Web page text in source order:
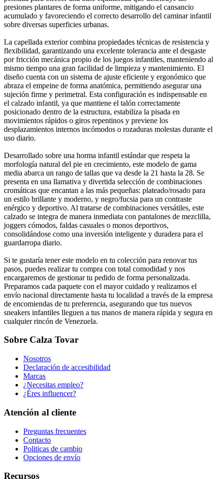
presiones plantares de forma uniforme, mitigando el cansancio
acumulado y favoreciendo el correcto desarrollo del caminar infantil
sobre diversas superficies urbanas.
La capellada exterior combina propiedades técnicas de resistencia y
flexibilidad, garantizando una excelente tolerancia ante el desgaste
por fricción mecánica propio de los juegos infantiles, manteniendo al
mismo tiempo una gran facilidad de limpieza y mantenimiento. El
diseño cuenta con un sistema de ajuste eficiente y ergonómico que
abraza el empeine de forma anatómica, permitiendo asegurar una
sujeción firme y perimetral. Esta configuración es indispensable en
el calzado infantil, ya que mantiene el talón correctamente
posicionado dentro de la estructura, estabiliza la pisada en
movimientos rápidos o giros repentinos y previene los
desplazamientos internos incómodos o rozaduras molestas durante el
uso diario.
Desarrollado sobre una horma infantil estándar que respeta la
morfología natural del pie en crecimiento, este modelo de gama
media abarca un rango de tallas que va desde la 21 hasta la 28. Se
presenta en una llamativa y divertida selección de combinaciones
cromáticas que encantan a las más pequeñas: plateado/rosado para
un estilo brillante y moderno, y negro/fucsia para un contraste
enérgico y deportivo. Al tratarse de combinaciones versátiles, este
calzado se integra de manera inmediata con pantalones de mezclilla,
joggers cómodos, faldas casuales o monos deportivos,
consolidándose como una inversión inteligente y duradera para el
guardarropa diario.
Si te gustaría tener este modelo en tu colección para renovar tus
pasos, puedes realizar tu compra con total comodidad y nos
encargaremos de gestionar tu pedido de forma personalizada.
Preparamos cada paquete con el mayor cuidado y realizamos el
envío nacional directamente hasta tu localidad a través de la empresa
de encomiendas de tu preferencia, asegurando que tus nuevos
sneakers infantiles lleguen a tus manos de manera rápida y segura en
cualquier rincón de Venezuela.
Sobre Calza Tovar
Nosotros
Declaración de accesibilidad
Marcas
¿Necesitas empleo?
¿Éres influencer?
Atención al cliente
Preguntas frecuentes
Contacto
Politicas de cambio
Opciones de envío
Recursos